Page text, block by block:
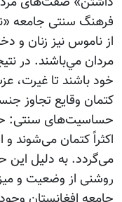
فرهنگ سنتی جامعه
از ناموس نیز زنان و
مردان مي‌باشند. در
خود باشند تا غیرت،
کتمان وقایع تجاوز
حساسیت‌های سنتی:
اکثراً کتمان می‌شوند و
می‌گردد. به دلیل
روشنی از وضعیت و